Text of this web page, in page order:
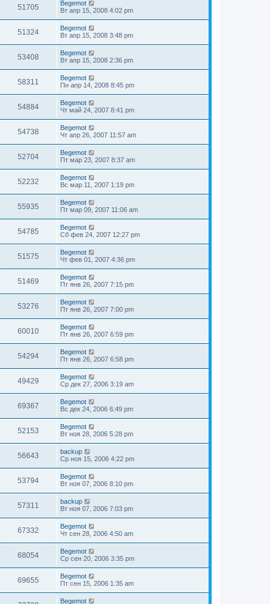
51705
Begemot
Вт апр 15, 2008 4:02 pm
51324
Begemot
Вт апр 15, 2008 3:48 pm
53408
Begemot
Вт апр 15, 2008 2:36 pm
58311
Begemot
Пн апр 14, 2008 8:45 pm
54884
Begemot
Чт май 24, 2007 8:41 pm
54738
Begemot
Чт апр 26, 2007 11:57 am
52704
Begemot
Пт мар 23, 2007 8:37 am
52232
Begemot
Вс мар 11, 2007 1:19 pm
55935
Begemot
Пт мар 09, 2007 11:06 am
54785
Begemot
Сб фев 24, 2007 12:27 pm
51575
Begemot
Чт фев 01, 2007 4:36 pm
51469
Begemot
Пт янв 26, 2007 7:15 pm
53276
Begemot
Пт янв 26, 2007 7:00 pm
60010
Begemot
Пт янв 26, 2007 6:59 pm
54294
Begemot
Пт янв 26, 2007 6:58 pm
49429
Begemot
Ср дек 27, 2006 3:19 am
69367
Begemot
Вс дек 24, 2006 6:49 pm
52153
Begemot
Вт ноя 28, 2006 5:28 pm
56643
backup
Ср ноя 15, 2006 4:22 pm
53794
Begemot
Вт ноя 07, 2006 8:10 pm
57311
backup
Вт ноя 07, 2006 7:03 pm
67332
Begemot
Чт сен 28, 2006 4:50 am
68054
Begemot
Ср сен 20, 2006 3:35 pm
69655
Begemot
Пт сен 15, 2006 1:35 am
Begemot